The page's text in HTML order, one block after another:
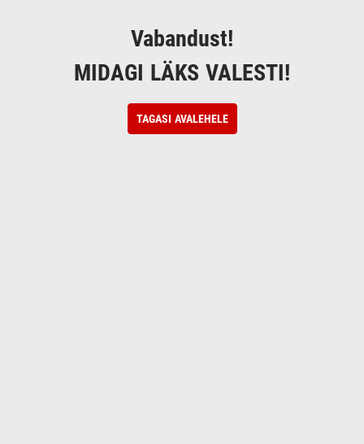
Vabandust!
MIDAGI LÄKS VALESTI!
TAGASI AVALEHELE